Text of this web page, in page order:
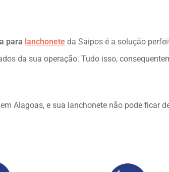
para lanchoneteda Saipos é a solução
da sua operação. Tudo isso,
Alagoas, e sua lanchonete não pode ficar